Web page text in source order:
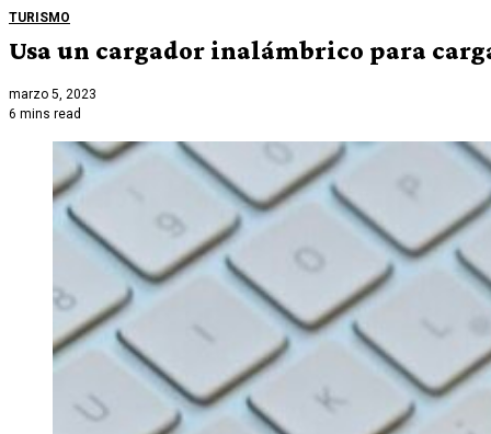
TURISMO
Usa un cargador inalámbrico para
marzo 5, 2023
6 mins read